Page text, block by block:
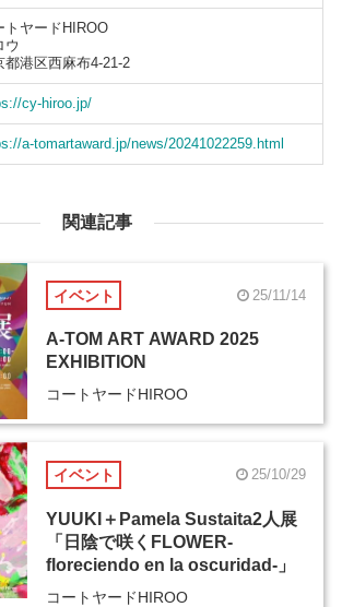
トヤードHIROO
ウ
都港区西麻布4-21-2
cy-hiroo.jp/
a-tomartaward.jp/news/20241022259.html
関連記事
イベント 25/11/14
A-TOM ART AWARD 2025
EXHIBITION
コートヤードHIROO
イベント 25/10/29
YUUKI＋Pamela Sustaita2人展
「日陰で咲くFLOWER-
floreciendo en la oscuridad-」
コートヤードHIROO